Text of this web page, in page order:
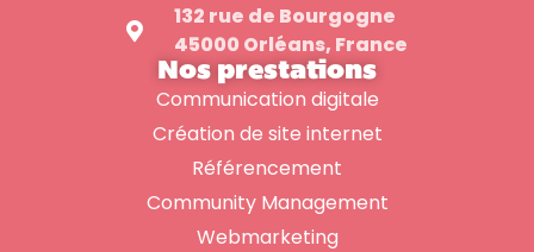
132 rue de Bourgogne
45000 Orléans, France
Nos prestations
Communication digitale
Création de site internet
Référencement
Community Management
Webmarketing